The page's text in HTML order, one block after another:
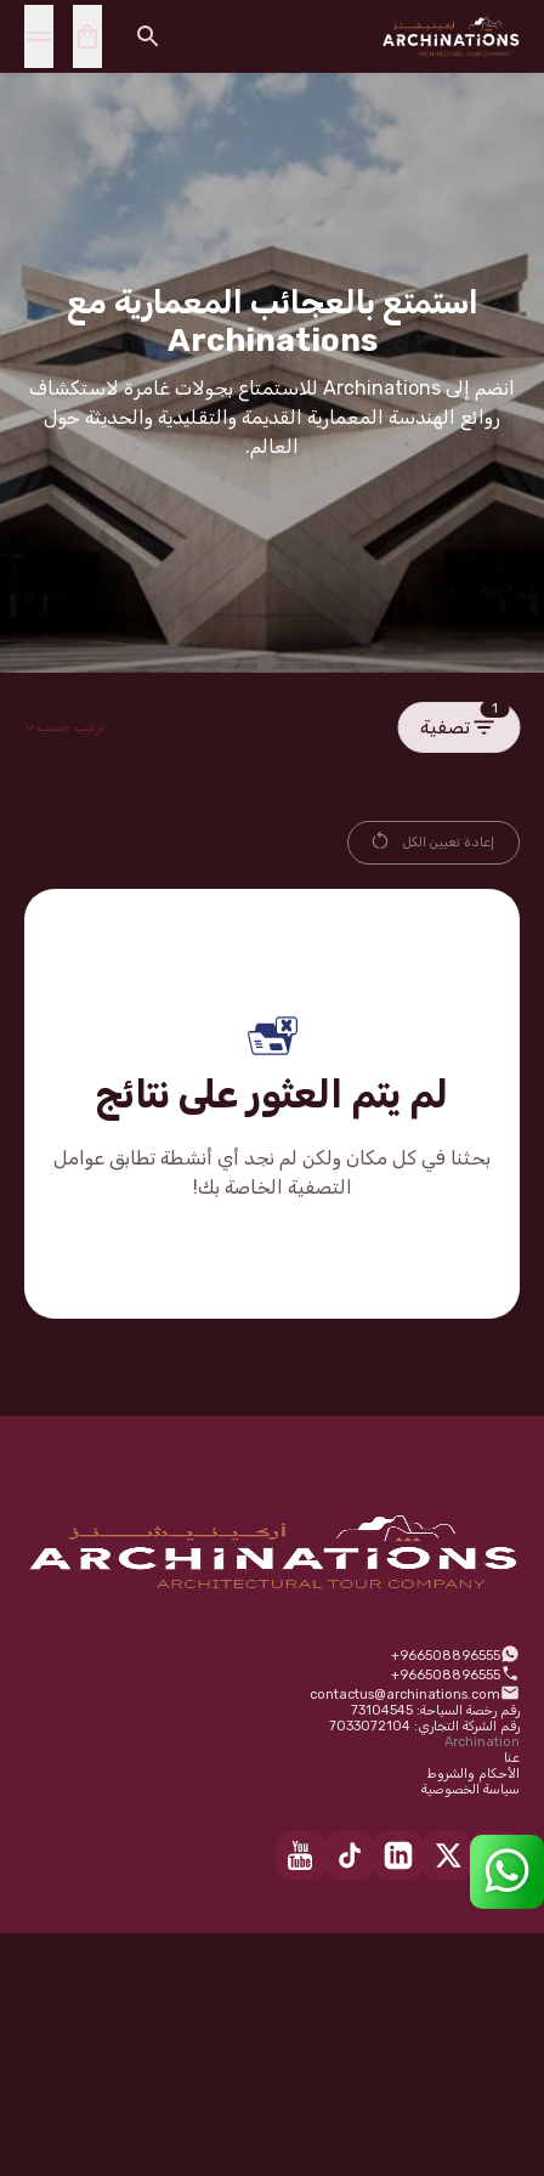
استمتع بالعجائب المعمارية مع
Archinations
انضم إلى Archinations للاستمتاع بجولات غامرة لاستكشاف
روائع الهندسة المعمارية القديمة والتقليدية والحديثة حول
العالم.
1
تصفية ترتيب حسب
إعادة تعيين الكل
لم يتم العثور على نتائج
بحثنا في كل مكان ولكن لم نجد أي أنشطة تطابق عوامل
التصفية الخاصة بك!
+966508896555
+966508896555
contactus@archinations.com
رقم رخصة السياحة: 73104545
رقم الشركة التجاري: 7033072104
Archination
عنا
الأحكام والشروط
سياسة الخصوصية